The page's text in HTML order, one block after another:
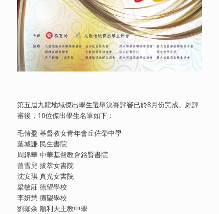
第五屆九龍地域傑出學生選舉決賽評審已於8月份完成。經評
審後，10位傑出學生名單如下：
毛倩盈 基督教女青年會丘佐榮中學
葉城謙 民生書院
周錦華 中華基督教會銘賢書院
曾雪兒 拔萃女書院
沈安琪 真光女書院
梁敏莊 德望學校
李妍慧 德望學校
劉珈余 順利天主教中學